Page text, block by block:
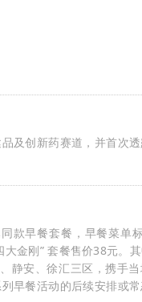
及创新药赛道，并首次
款早餐套餐，早餐菜单
金刚” 套餐售价38元。
静安、徐汇三区，携手
早餐活动的后续安排或